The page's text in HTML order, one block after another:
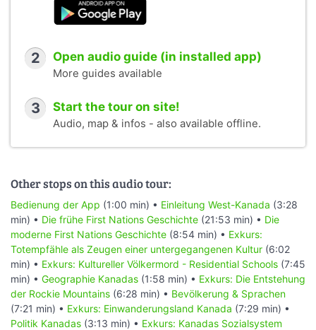
2 Open audio guide (in installed app)
More guides available
3 Start the tour on site!
Audio, map & infos - also available offline.
Other stops on this audio tour:
Bedienung der App (1:00 min) • Einleitung West-Kanada (3:28
min) • Die frühe First Nations Geschichte (21:53 min) • Die
moderne First Nations Geschichte (8:54 min) • Exkurs:
Totempfähle als Zeugen einer untergegangenen Kultur (6:02
min) • Exkurs: Kultureller Völkermord - Residential Schools (7:45
min) • Geographie Kanadas (1:58 min) • Exkurs: Die Entstehung
der Rockie Mountains (6:28 min) • Bevölkerung & Sprachen
(7:21 min) • Exkurs: Einwanderungsland Kanada (7:29 min) •
Politik Kanadas (3:13 min) • Exkurs: Kanadas Sozialsystem